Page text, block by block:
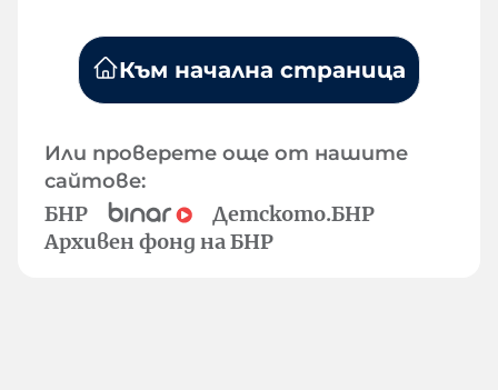
Към начална страница
Или проверете още от нашите
сайтове:
БНР
Детското.БНР
Архивен фонд на БНР